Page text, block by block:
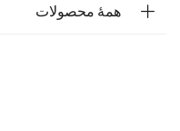
همهٔ محصولات